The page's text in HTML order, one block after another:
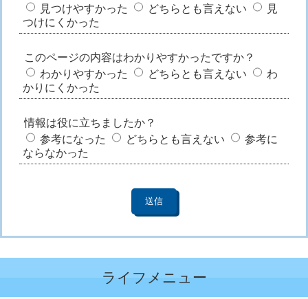
見つけやすかった
どちらとも言えない
見
つけにくかった
このページの内容はわかりやすかったですか？
わかりやすかった
どちらとも言えない
わ
かりにくかった
情報は役に立ちましたか？
参考になった
どちらとも言えない
参考に
ならなかった
ライフメニュー